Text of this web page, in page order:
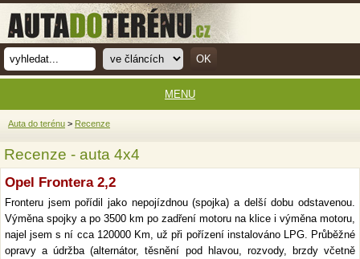
Auta do terénu > Recenze
Recenze - auta 4x4
Opel Frontera 2,2
Fronteru jsem pořídil jako nepojízdnou (spojka) a delší dobu odstavenou.
Výměna spojky a po 3500 km po zadření motoru na klice i výměna motoru,
najel jsem s ní cca 120000 Km, už při pořízení instalováno LPG. Průběžné
opravy a údržba (alternátor, těsnění pod hlavou, rozvody, brzdy včetně
MENU